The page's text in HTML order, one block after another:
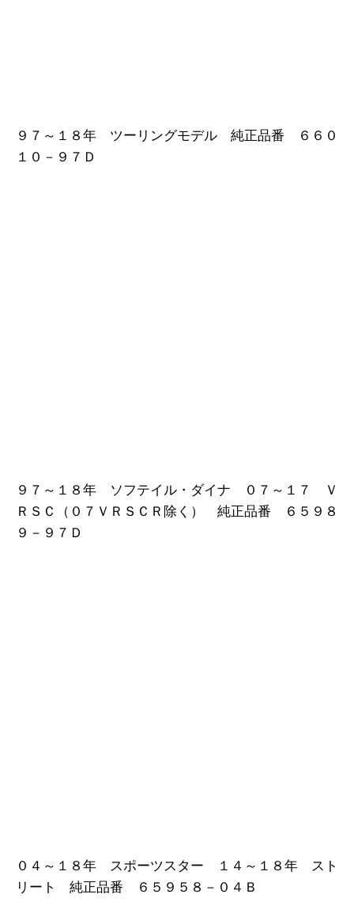
９７～１８年 ツーリングモデル 純正品番 ６６０
１０－９７Ｄ
９７～１８年 ソフテイル・ダイナ ０７～１７ Ｖ
ＲＳＣ（０７ＶＲＳＣＲ除く） 純正品番 ６５９８
９－９７Ｄ
０４～１８年 スポーツスター １４～１８年 スト
リート 純正品番 ６５９５８－０４Ｂ